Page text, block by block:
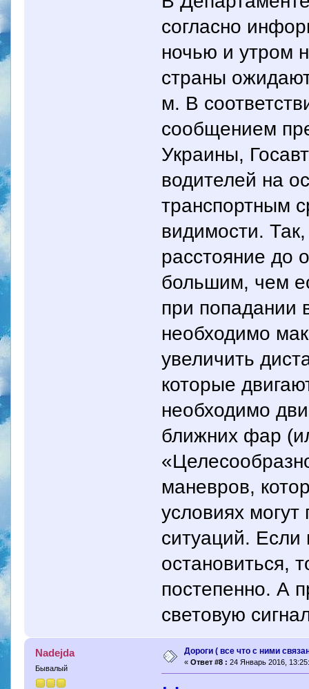
согласно
ночью и утром
страны
м. В
сообщением
Украины,
водителей на
транспортным
видимости.
расстояние до
большим, чем
при попадании
необходимо
увеличить
которые
необходимо
ближних фар
маневров,
условиях
ситуаций. Если
остановиться,
постепенно. А
световую
Nadejda
Бывалый
Дороги ( все что с ними
« Ответ #8 : 24 Январь 2016,